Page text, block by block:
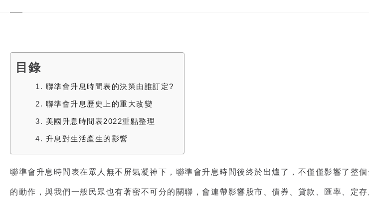
目錄
1. 聯準會升息時間表的決策由誰訂定?
2. 聯準會升息歷史上的重大改變
3. 美國升息時間表2022重點整理
4. 升息對生活產生的影響
聯準會升息時間表在眾人無不屏氣凝神下， 聯準會升息時間後終於出爐了，不僅僅影響了整
的動作，與我們一般民眾也有著密不可分的關聯，會連帶影響股市、債券、貸款、匯率、定